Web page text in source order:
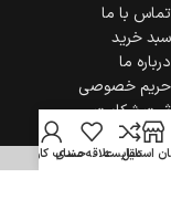
تماس با ما
سبد خرید
درباره ما
حریم خصوصی
ثبت شکایت
استایلمقایسهعلاقه مندی
حساب کاربری